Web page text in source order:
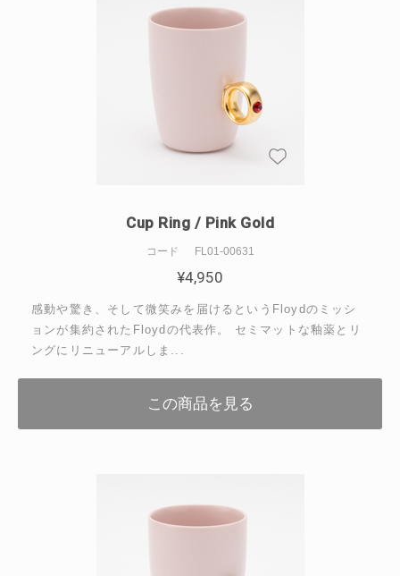
Cup Ring / Pink Gold
コード FL01-00631
¥4,950
感動や驚き、そして微笑みを届けるというFloydのミッシ
ョンが集約されたFloydの代表作。 セミマットな釉薬とリ
ングにリニューアルしま...
この商品を見る